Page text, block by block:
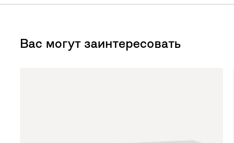
Вас могут заинтересовать